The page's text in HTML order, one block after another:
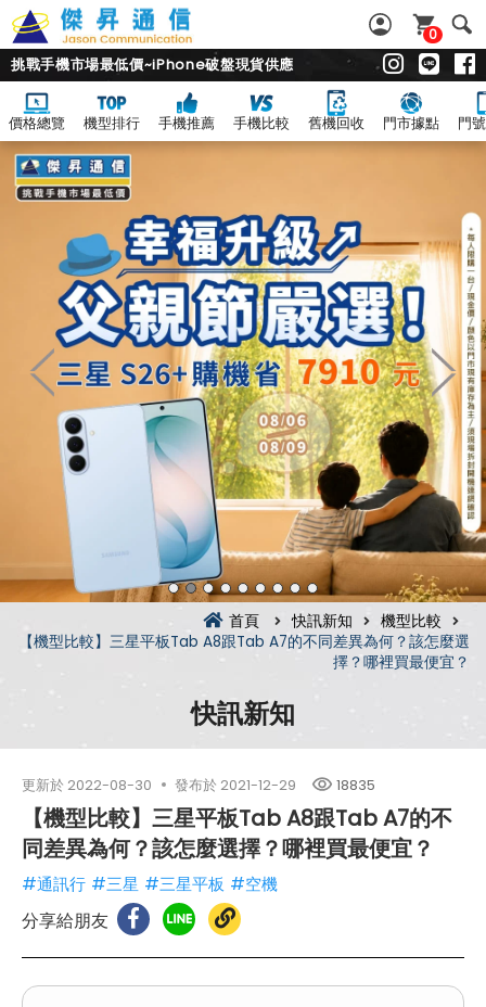
0
挑戰手機市場最低價~iPhone破盤現貨供應
價格總覽 機型排行 手機推薦 手機比較 舊機回收 門市據點 門
首頁 快訊新知
機型比較
【機型比較】三星平板Tab A8跟Tab A7的不同差異為何？該怎麼選
擇？哪裡買最便宜？
快訊新知
更新於 2022-08-30 發布於 2021-12-29 18835
【機型比較】三星平板Tab A8跟Tab A7的不
同差異為何？該怎麼選擇？哪裡買最便宜？
#通訊行 #三星 #三星平板 #空機
分享給朋友